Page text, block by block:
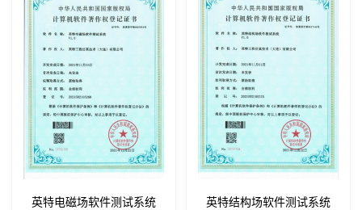
英特电磁场软件测试系统 英特结构场软件测试系统